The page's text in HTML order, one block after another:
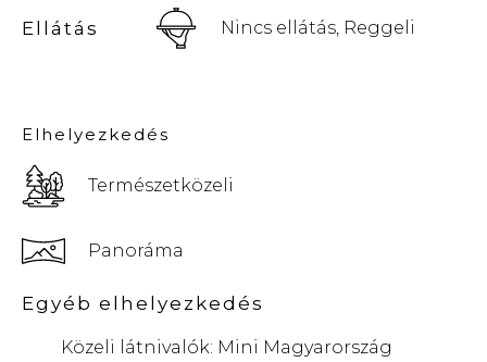
Ellátás Nincs ellátás, Reggeli
Elhelyezkedés
Természetközeli
Panoráma
Egyéb elhelyezkedés
Közeli látnivalók: Mini Magyarország